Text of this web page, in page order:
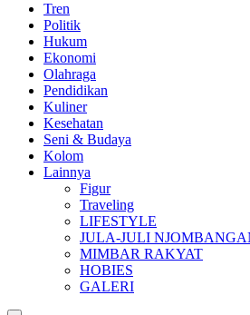
Tren
Politik
Hukum
Ekonomi
Olahraga
Pendidikan
Kuliner
Kesehatan
Seni & Budaya
Kolom
Lainnya
Figur
Traveling
LIFESTYLE
JULA-JULI
MIMBAR RAKYAT
HOBIES
GALERI